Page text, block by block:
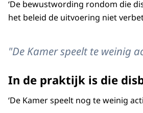
‘De bewustwording rondom die
het beleid de uitvoering niet
"De Kamer speelt te weinig
In de praktijk is die
‘De Kamer speelt nog te weinig